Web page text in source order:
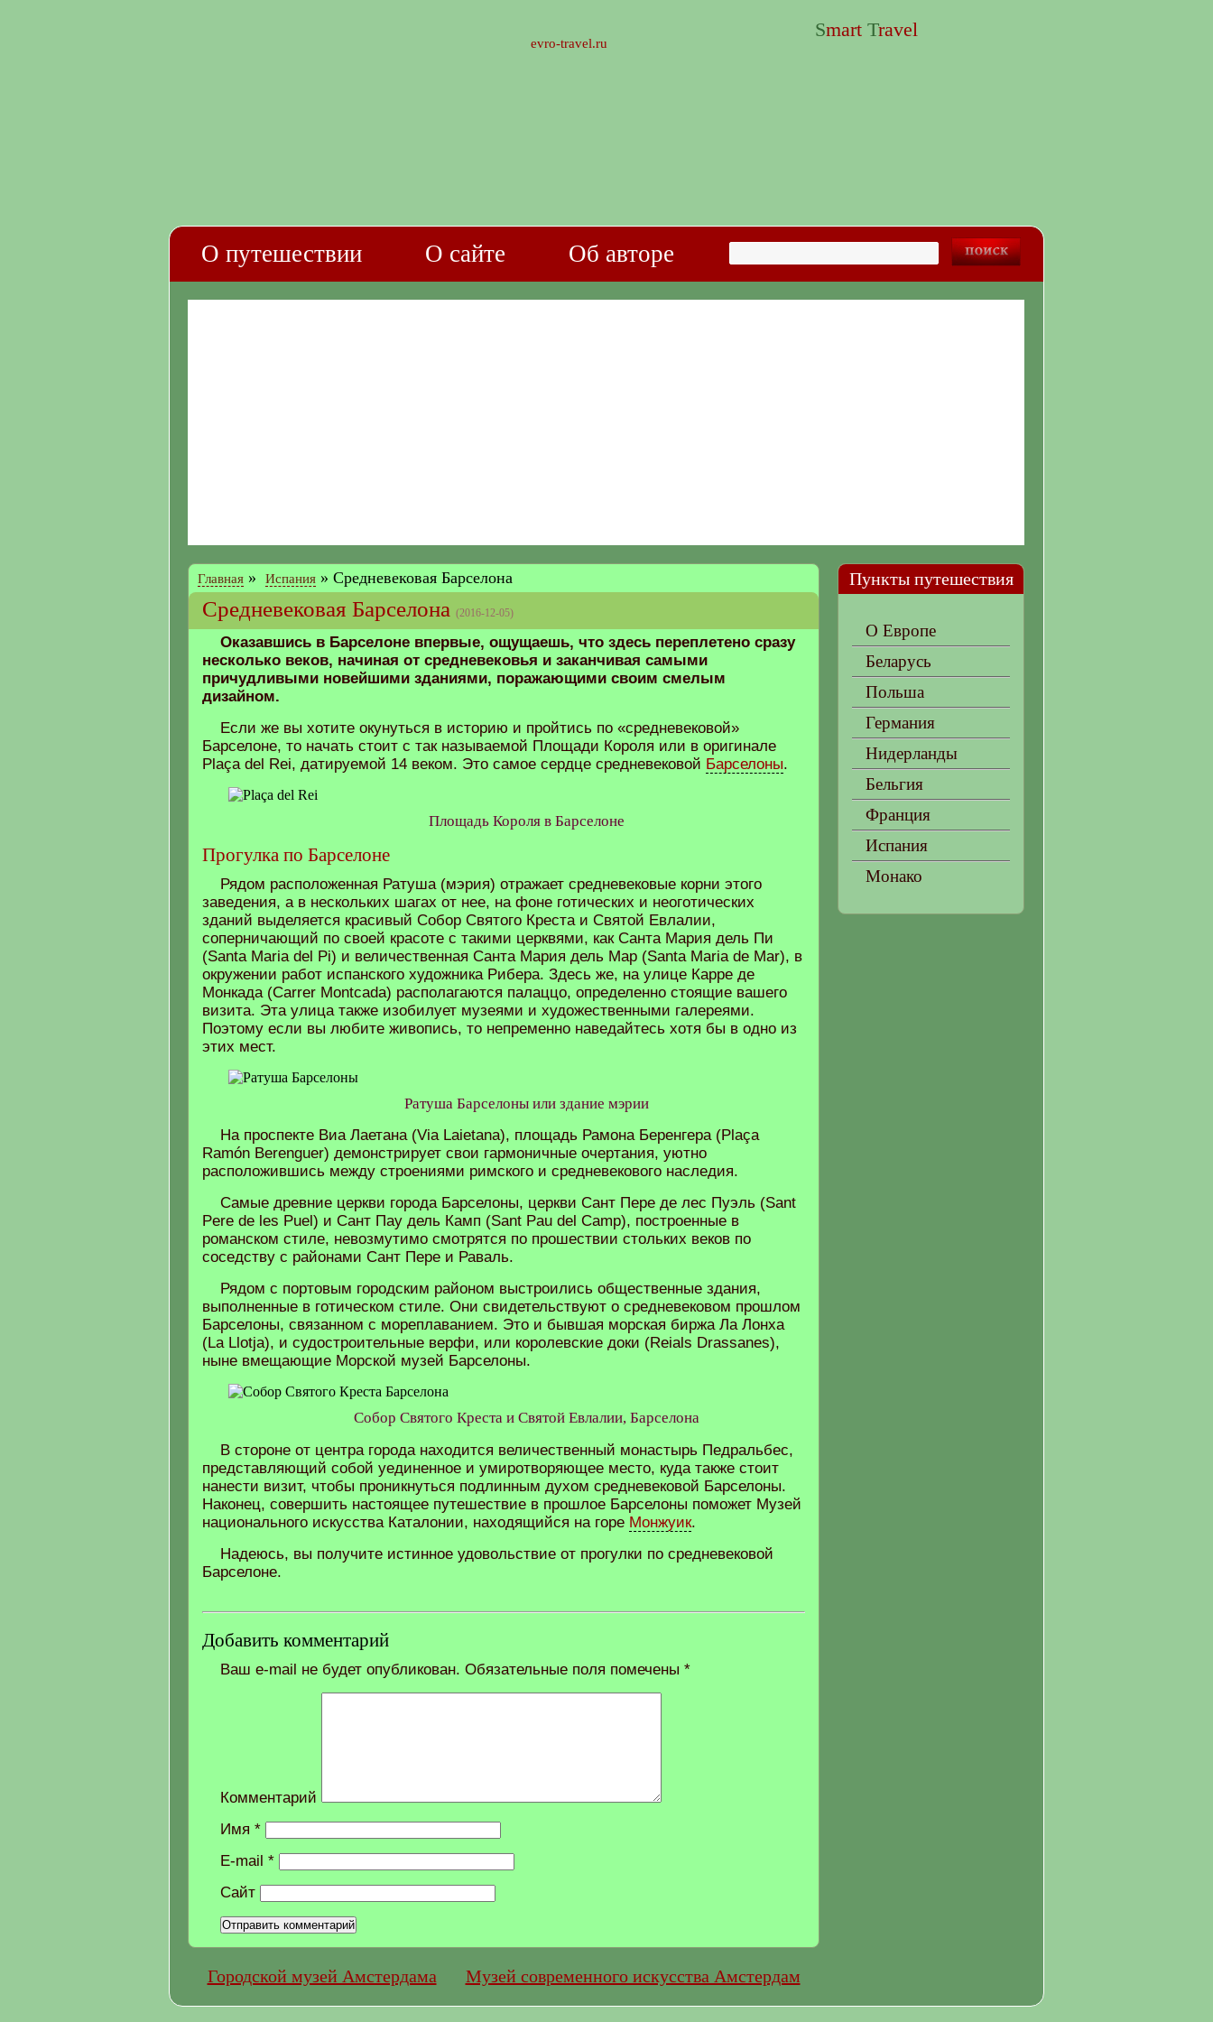
Smart Travel
evro-travel.ru
О путешествии О сайте Об авторе
Главная » Испания » Средневековая Барселона
Средневековая Барселона (2016-12-05)
Оказавшись в Барселоне впервые, ощущаешь, что здесь переплетено сразу
несколько веков, начиная от средневековья и заканчивая самыми
причудливыми новейшими зданиями, поражающими своим смелым
дизайном.
Если же вы хотите окунуться в историю и пройтись по «средневековой»
Барселоне, то начать стоит с так называемой Площади Короля или в оригинале
Plaça del Rei, датируемой 14 веком. Это самое сердце средневековой Барселоны.
Площадь Короля в Барселоне
Прогулка по Барселоне
Рядом расположенная Ратуша (мэрия) отражает средневековые корни этого
заведения, а в нескольких шагах от нее, на фоне готических и неоготических
зданий выделяется красивый Собор Святого Креста и Святой Евлалии,
соперничающий по своей красоте с такими церквями, как Санта Мария дель Пи
(Santa Maria del Pi) и величественная Санта Мария дель Мар (Santa Maria de Mar), в
окружении работ испанского художника Рибера. Здесь же, на улице Карре де
Монкада (Carrer Montcada) располагаются палаццо, определенно стоящие вашего
визита. Эта улица также изобилует музеями и художественными галереями.
Поэтому если вы любите живопись, то непременно наведайтесь хотя бы в одно из
этих мест.
Ратуша Барселоны или здание мэрии
На проспекте Виа Лаетана (Via Laietana), площадь Рамона Беренгера (Plaça
Ramón Berenguer) демонстрирует свои гармоничные очертания, уютно
расположившись между строениями римского и средневекового наследия.
Самые древние церкви города Барселоны, церкви Сант Пере де лес Пуэль (Sant
Pere de les Puel) и Сант Пау дель Камп (Sant Pau del Camp), построенные в
романском стиле, невозмутимо смотрятся по прошествии стольких веков по
соседству с районами Сант Пере и Раваль.
Рядом с портовым городским районом выстроились общественные здания,
выполненные в готическом стиле. Они свидетельствуют о средневековом прошлом
Барселоны, связанном с мореплаванием. Это и бывшая морская биржа Ла Лонха
(La Llotja), и судостроительные верфи, или королевские доки (Reials Drassanes),
ныне вмещающие Морской музей Барселоны.
Собор Святого Креста и Святой Евлалии, Барселона
В стороне от центра города находится величественный монастырь Педральбес,
представляющий собой уединенное и умиротворяющее место, куда также стоит
нанести визит, чтобы проникнуться подлинным духом средневековой Барселоны.
Наконец, совершить настоящее путешествие в прошлое Барселоны поможет Музей
национального искусства Каталонии, находящийся на горе Монжуик.
Надеюсь, вы получите истинное удовольствие от прогулки по средневековой
Барселоне.
Добавить комментарий
Ваш e-mail не будет опубликован. Обязательные поля помечены *
Комментарий
Имя *
E-mail *
Сайт
Городской музей Амстердама Музей современного искусства Амстердам
Пункты путешествия
О Европе
Беларусь
Польша
Германия
Нидерланды
Бельгия
Франция
Испания
Монако